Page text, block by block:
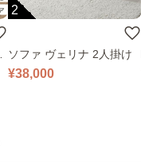
2
ソファ ヴェリナ 2人掛け
¥38,000